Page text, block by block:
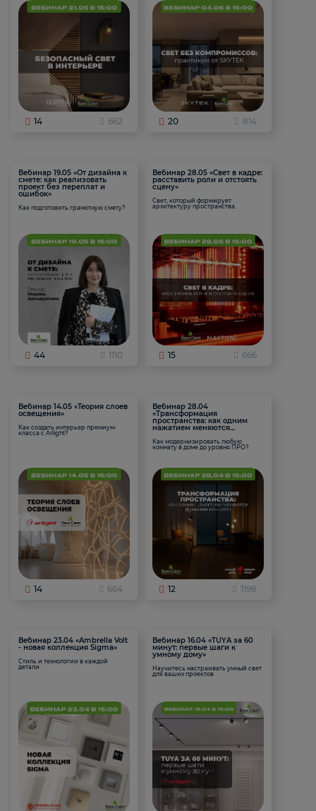
14 662 20 814
Вебинар 19.05 «От дизайна к
смете: как реализовать
проект без переплат и
ошибок»
Как подготовить грамотную смету?
44 1110
Вебинар 28.05 «Свет в кадре:
расставить роли и отстоять
сцену»
Свет, который формирует
архитектуру пространства.
15 666
Вебинар 14.05 «Теория слоев
освещения»
Как создать интерьер премиум-
класса с Arlight?
14 664
Вебинар 28.04
«Трансформация
пространства: как одним
нажатием меняются
Как модернизировать любую
комнату в доме до уровня ПРО?
12 1198
Вебинар 23.04 «Ambrella Volt
- новая коллекция Sigma»
Стиль и технологии в каждой
детали
Вебинар 16.04 «TUYA за 60
минут: первые шаги к
умному дому»
Научитесь настраивать умный свет
для ваших проектов